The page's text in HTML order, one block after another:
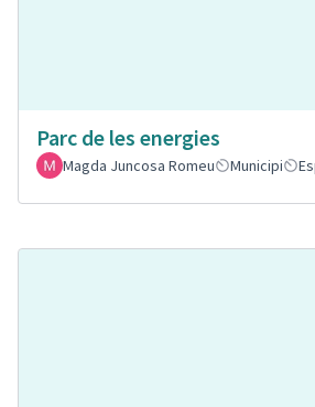
Parc de les energies
Magda Juncosa Romeu
Municipi